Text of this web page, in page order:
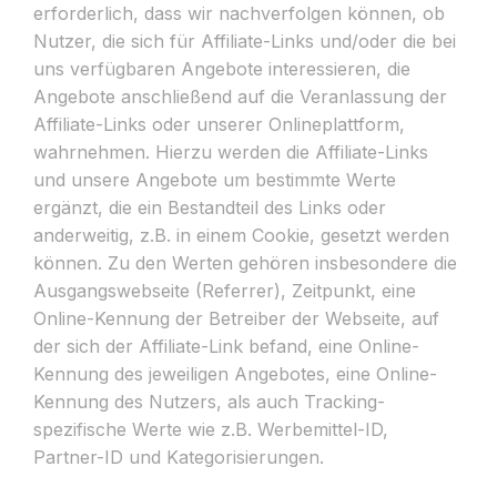
erforderlich, dass wir nachverfolgen können, ob
Nutzer, die sich für Affiliate-Links und/oder die bei
uns verfügbaren Angebote interessieren, die
Angebote anschließend auf die Veranlassung der
Affiliate-Links oder unserer Onlineplattform,
wahrnehmen. Hierzu werden die Affiliate-Links
und unsere Angebote um bestimmte Werte
ergänzt, die ein Bestandteil des Links oder
anderweitig, z.B. in einem Cookie, gesetzt werden
können. Zu den Werten gehören insbesondere die
Ausgangswebseite (Referrer), Zeitpunkt, eine
Online-Kennung der Betreiber der Webseite, auf
der sich der Affiliate-Link befand, eine Online-
Kennung des jeweiligen Angebotes, eine Online-
Kennung des Nutzers, als auch Tracking-
spezifische Werte wie z.B. Werbemittel-ID,
Partner-ID und Kategorisierungen.